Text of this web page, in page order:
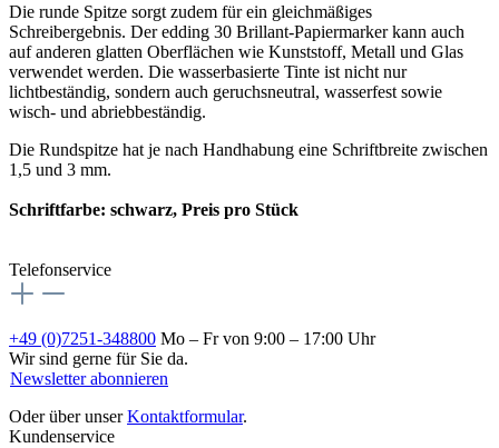
Die runde Spitze sorgt zudem für ein gleichmäßiges
Schreibergebnis. Der edding 30 Brillant-Papiermarker kann auch
auf anderen glatten Oberflächen wie Kunststoff, Metall und Glas
verwendet werden. Die wasserbasierte Tinte ist nicht nur
lichtbeständig, sondern auch geruchsneutral, wasserfest sowie
wisch- und abriebbeständig.
Die Rundspitze hat je nach Handhabung eine Schriftbreite zwischen
1,5 und 3 mm.
Schriftfarbe: schwarz, Preis pro Stück
Telefonservice
+49 (0)7251-348800 Mo – Fr von 9:00 – 17:00 Uhr
Wir sind gerne für Sie da.
Newsletter abonnieren
Oder über unserKontaktformular.
Kundenservice